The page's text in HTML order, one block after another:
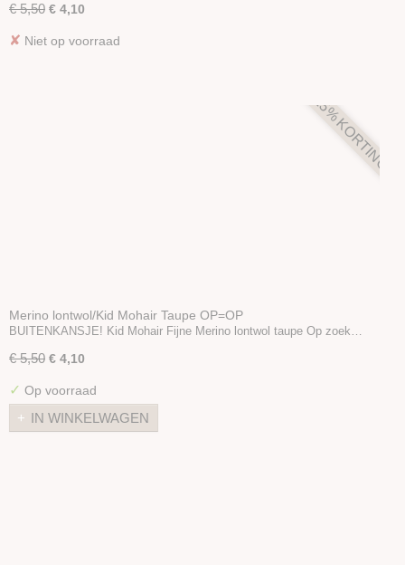
€ 5,50 € 4,10
✘ Niet op voorraad
25% KORTING
Merino lontwol/Kid Mohair Taupe OP=OP
BUITENKANSJE! Kid Mohair Fijne Merino lontwol taupe Op zoek…
€ 5,50 € 4,10
✓ Op voorraad
IN WINKELWAGEN